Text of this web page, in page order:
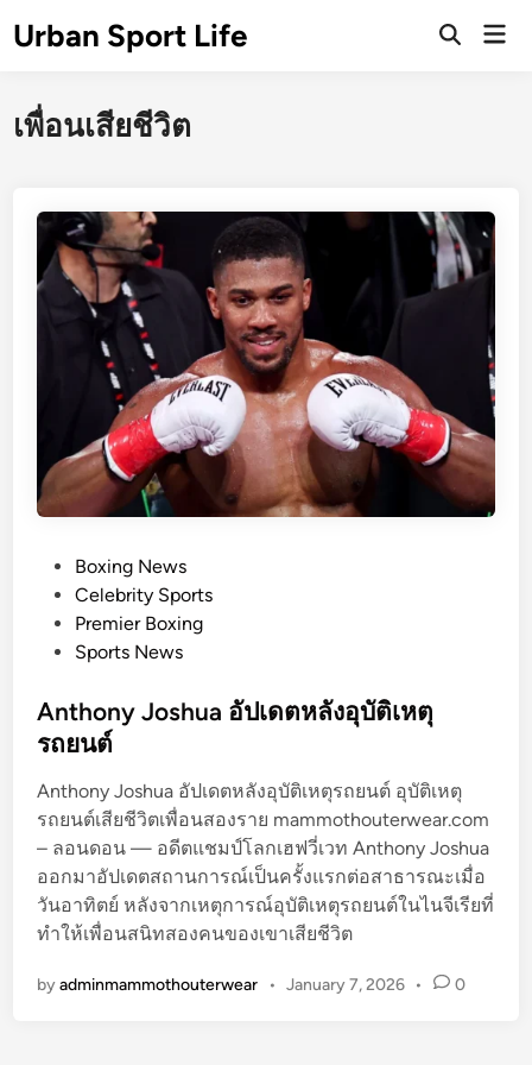
toUrban Sport Life
Open
เพื่อนเสียชีวิต
d
i
Boxing News
Celebrity Sports
Premier Boxing
Sports News
Anthony Joshua อัปเดตหลังอุบัติเหตุ
รถยนต์
Anthony Joshua อัปเดตหลังอุบัติเหตุรถยนต์ อุบัติเหตุ
รถยนต์เสียชีวิตเพื่อนสองราย mammothouterwear.com
– ลอนดอน — อดีตแชมป์โลกเฮฟวี่เวท Anthony Joshua
ออกมาอัปเดตสถานการณ์เป็นครั้งแรกต่อสาธารณะเมื่อ
วันอาทิตย์ หลังจากเหตุการณ์อุบัติเหตุรถยนต์ในไนจีเรียที่
ทำให้เพื่อนสนิทสองคนของเขาเสียชีวิต
byadminmammothouterwear • January 7, 2026 • 0